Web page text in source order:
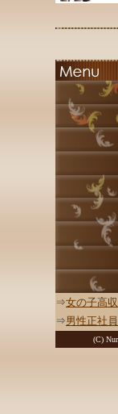
⇒女の子高
⇒男性正社
(C)